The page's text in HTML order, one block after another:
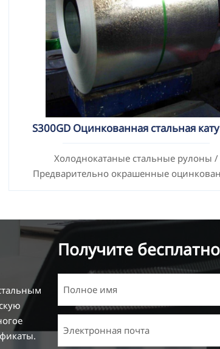
S300GD Оцинкованная стальная
Холоднокатаные стальные рулоны /
Предварительно окрашенные
стальные листы SECC SPCC SECD SPCD
Получите